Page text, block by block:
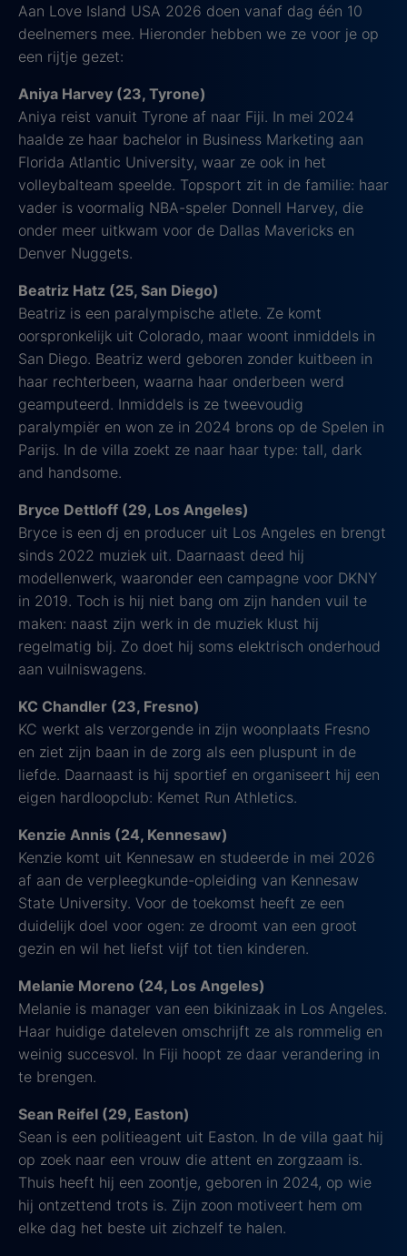
Aan Love Island USA 2026 doen vanaf dag één 10
deelnemers mee. Hieronder hebben we ze voor je op
een rijtje gezet:
Aniya Harvey (23, Tyrone)
Aniya reist vanuit Tyrone af naar Fiji. In mei 2024
haalde ze haar bachelor in Business Marketing aan
Florida Atlantic University, waar ze ook in het
volleybalteam speelde. Topsport zit in de familie: haar
vader is voormalig NBA-speler Donnell Harvey, die
onder meer uitkwam voor de Dallas Mavericks en
Denver Nuggets.
Beatriz Hatz (25, San Diego)
Beatriz is een paralympische atlete. Ze komt
oorspronkelijk uit Colorado, maar woont inmiddels in
San Diego. Beatriz werd geboren zonder kuitbeen in
haar rechterbeen, waarna haar onderbeen werd
geamputeerd. Inmiddels is ze tweevoudig
paralympiër en won ze in 2024 brons op de Spelen in
Parijs. In de villa zoekt ze naar haar type: tall, dark
and handsome.
Bryce Dettloff (29, Los Angeles)
Bryce is een dj en producer uit Los Angeles en brengt
sinds 2022 muziek uit. Daarnaast deed hij
modellenwerk, waaronder een campagne voor DKNY
in 2019. Toch is hij niet bang om zijn handen vuil te
maken: naast zijn werk in de muziek klust hij
regelmatig bij. Zo doet hij soms elektrisch onderhoud
aan vuilniswagens.
KC Chandler (23, Fresno)
KC werkt als verzorgende in zijn woonplaats Fresno
en ziet zijn baan in de zorg als een pluspunt in de
liefde. Daarnaast is hij sportief en organiseert hij een
eigen hardloopclub: Kemet Run Athletics.
Kenzie Annis (24, Kennesaw)
Kenzie komt uit Kennesaw en studeerde in mei 2026
af aan de verpleegkunde-opleiding van Kennesaw
State University. Voor de toekomst heeft ze een
duidelijk doel voor ogen: ze droomt van een groot
gezin en wil het liefst vijf tot tien kinderen.
Melanie Moreno (24, Los Angeles)
Melanie is manager van een bikinizaak in Los Angeles.
Haar huidige dateleven omschrijft ze als rommelig en
weinig succesvol. In Fiji hoopt ze daar verandering in
te brengen.
Sean Reifel (29, Easton)
Sean is een politieagent uit Easton. In de villa gaat hij
op zoek naar een vrouw die attent en zorgzaam is.
Thuis heeft hij een zoontje, geboren in 2024, op wie
hij ontzettend trots is. Zijn zoon motiveert hem om
elke dag het beste uit zichzelf te halen.